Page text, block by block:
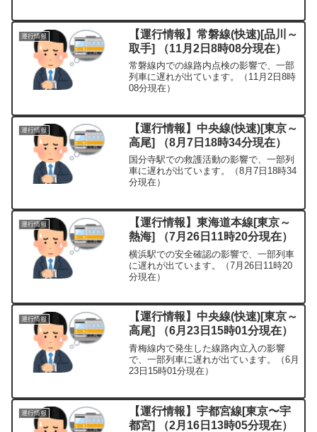
運行情報
【運行情報】常磐線(快速)[品川～
取手] （11月2日8時08分現在）
常磐線内での線路内点検の影響で、一部
列車に遅れが出ています。（11月2日8時
08分現在）
運行情報
【運行情報】中央線(快速)[東京～
高尾] （8月7日18時34分現在）
国分寺駅での救護活動の影響で、一部列
車に遅れが出ています。（8月7日18時34
分現在）
運行情報
【運行情報】東海道本線[東京～
熱海] （7月26日11時20分現在）
横浜駅での安全確認の影響で、一部列車
に遅れが出ています。（7月26日11時20
分現在）
運行情報
【運行情報】中央線(快速)[東京～
高尾] （6月23日15時01分現在）
青梅線内で発生した線路内立入の影響
で、一部列車に遅れが出ています。（6月
23日15時01分現在）
運行情報
【運行情報】宇都宮線[東京〜宇
都宮] （2月16日13時05分現在）